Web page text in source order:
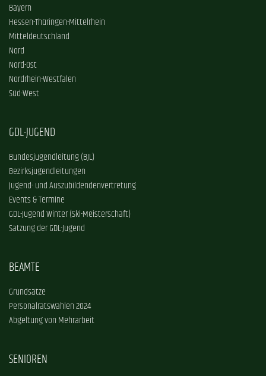
Bayern
Hessen-Thüringen-Mittelrhein
Mitteldeutschland
Nord
Nord-Ost
Nordrhein-Westfalen
Süd-West
GDL-JUGEND
Bundesjugendleitung (BJL)
Bezirksjugendleitungen
Jugend- und Auszubildendenvertretung
Events & Termine
GDL-Jugend Winter (Ski-Meisterschaft)
Satzung der GDL-Jugend
BEAMTE
Grundsätze
Personalratswahlen 2024
Abgeltung von Mehrarbeit
SENIOREN